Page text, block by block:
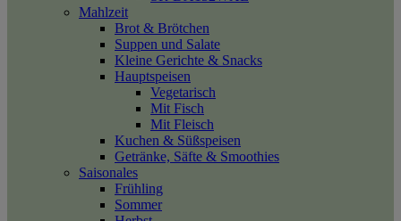
Mahlzeit
Brot & Brötchen
Suppen und Salate
Kleine Gerichte & Snacks
Hauptspeisen
Vegetarisch
Mit Fisch
Mit Fleisch
Kuchen & Süßspeisen
Getränke, Säfte & Smoothies
Saisonales
Frühling
Sommer